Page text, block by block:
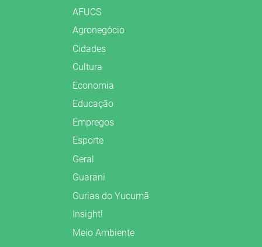
AFUCS
Agronegócio
Cidades
Cultura
Economia
Educação
Empregos
Esporte
Geral
Guarani
Gurias do Yucumã
Insight!
Meio Ambiente